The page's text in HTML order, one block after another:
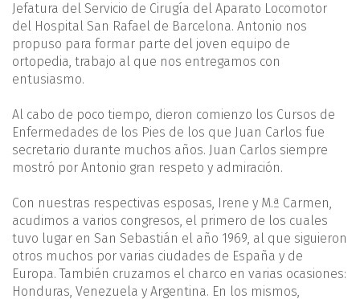
Jefatura del Servicio de Cirugía del Aparato Locomotor
del Hospital San Rafael de Barcelona. Antonio nos
propuso para formar parte del joven equipo de
ortopedia, trabajo al que nos entregamos con
entusiasmo.
Al cabo de poco tiempo, dieron comienzo los Cursos de
Enfermedades de los Pies de los que Juan Carlos fue
secretario durante muchos años. Juan Carlos siempre
mostró por Antonio gran respeto y admiración.
Con nuestras respectivas esposas, Irene y M.ª Carmen,
acudimos a varios congresos, el primero de los cuales
tuvo lugar en San Sebastián el año 1969, al que siguieron
otros muchos por varias ciudades de España y de
Europa. También cruzamos el charco en varias ocasiones:
Honduras, Venezuela y Argentina. En los mismos,